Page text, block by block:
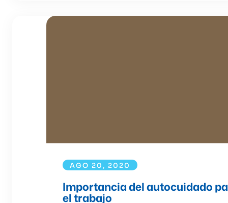
AGO 20, 2020
Importancia del autocuidado
el trabajo